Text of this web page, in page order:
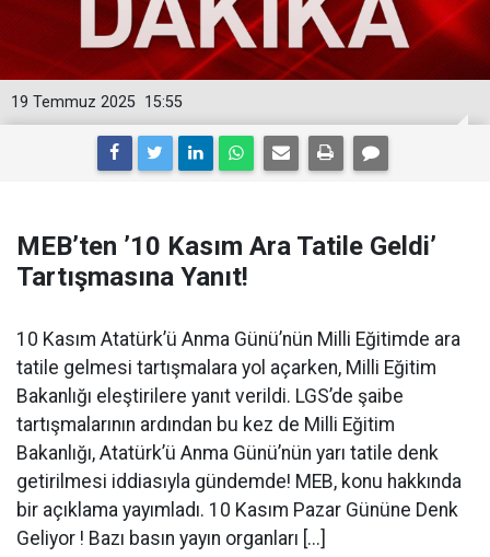
15:55
19 Temmuz 2025
MEB’ten ’10 Kasım Ara Tatile Geldi’
Tartışmasına Yanıt!
10 Kasım Atatürk’ü Anma Günü’nün Milli Eğitimde ara
tatile gelmesi tartışmalara yol açarken, Milli Eğitim
Bakanlığı eleştirilere yanıt verildi. LGS’de şaibe
tartışmalarının ardından bu kez de Milli Eğitim
Bakanlığı, Atatürk’ü Anma Günü’nün yarı tatile denk
getirilmesi iddiasıyla gündemde! MEB, konu hakkında
bir açıklama yayımladı. 10 Kasım Pazar Gününe Denk
Geliyor ! Bazı basın yayın organları [...]